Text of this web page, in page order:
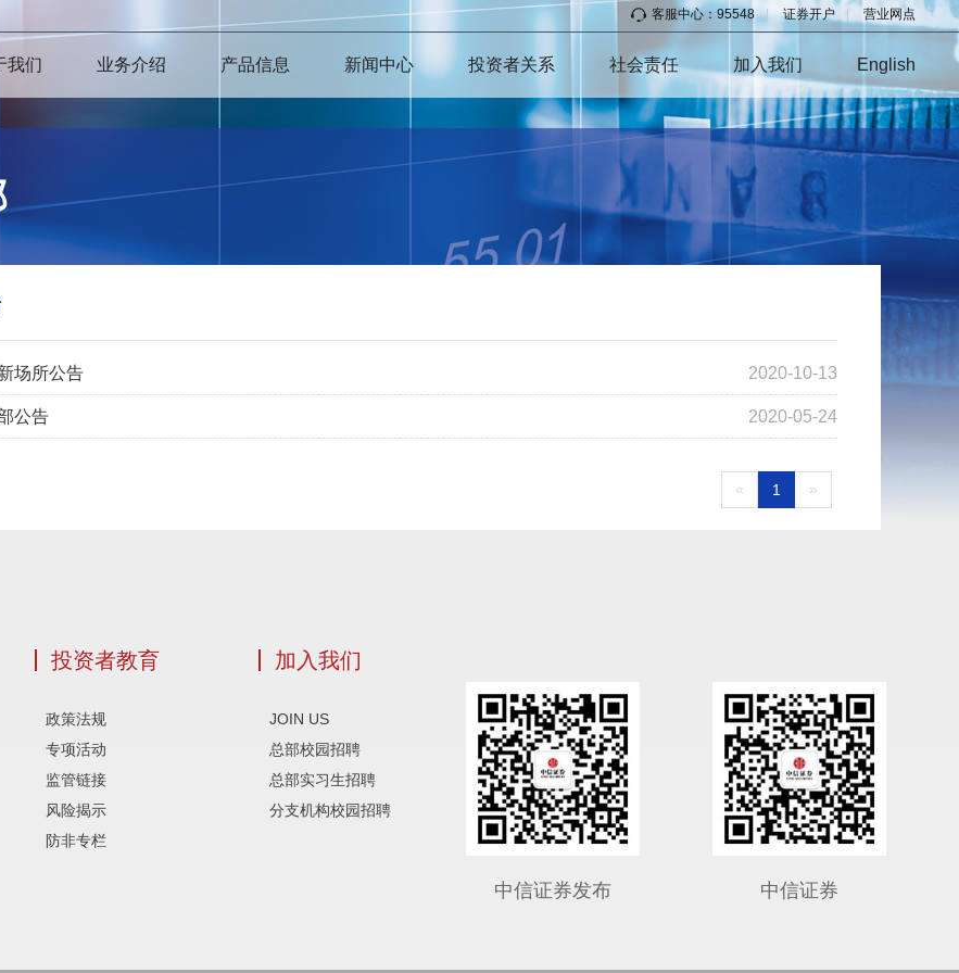
客服中心：95548 | 证券开户 营业网点
我们 业务介绍 产品信息 新闻中心 投资者关系 社会责任 加入我们 English
2020-10-13
场所公告
2020-05-24
公告
« 1 »
中信证券发布 中信证券
投资者教育
政策法规
专项活动
监管链接
风险揭示
防非专栏
加入我们
JOIN US
总部校园招聘
总部实习生招聘
分支机构校园招聘